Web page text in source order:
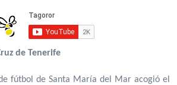
de Tenerife
fútbol de Santa María del Mar acogió el